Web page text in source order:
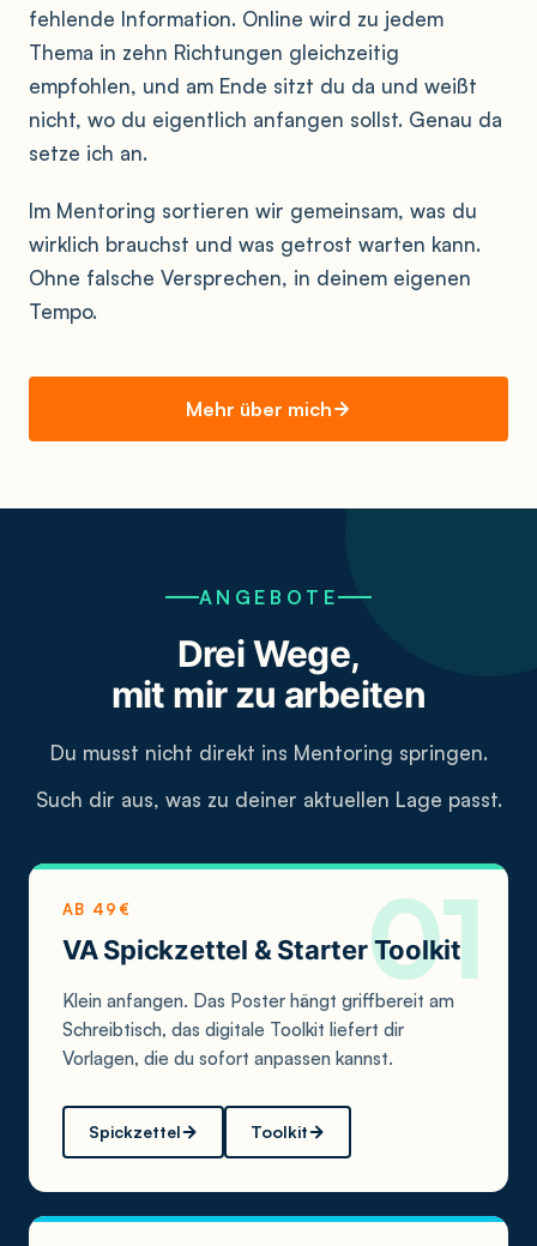
fehlende Information. Online wird zu jedem
Thema in zehn Richtungen gleichzeitig
empfohlen, und am Ende sitzt du da und weißt
nicht, wo du eigentlich anfangen sollst. Genau da
setze ich an.
Im Mentoring sortieren wir gemeinsam, was du
wirklich brauchst und was getrost warten kann.
Ohne falsche Versprechen, in deinem eigenen
Tempo.
Mehr über mich
ANGEBOTE
Drei Wege,
mit mir zu arbeiten
Du musst nicht direkt ins Mentoring springen.
Such dir aus, was zu deiner aktuellen Lage passt.
AB 49€
VA Spickzettel & Starter Toolkit
Klein anfangen. Das Poster hängt griffbereit am
Schreibtisch, das digitale Toolkit liefert dir
Vorlagen, die du sofort anpassen kannst.
Spickzettel Toolkit